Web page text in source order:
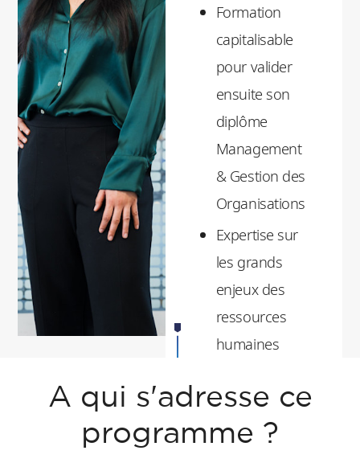
Formation
capitalisable
pour valider
ensuite son
diplôme
Management
& Gestion des
Organisations
Expertise sur
les grands
enjeux des
ressources
humaines
avec ses pairs
A qui s'adresse ce
programme ?